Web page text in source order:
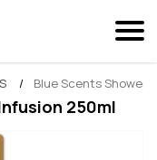
/ Blue Scents Shower
250ml